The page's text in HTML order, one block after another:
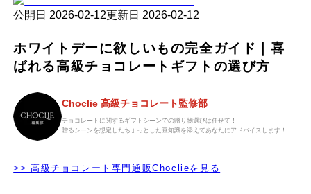
公開日 2026-02-12更新日 2026-02-12
ホワイトデーに欲しいもの完全ガイド｜喜
ばれる高級チョコレートギフトの選び方
Choclie 高級チョコレート監修部
チョコレートに関するギフトシーンでの贈り物選びは任せて！
贈るシーンを想定したちょっとした豆知識を添えてあなたにアドバイスします！
>> 高級チョコレート専門通販Choclieを見る